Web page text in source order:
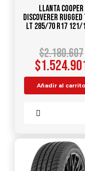
Llanta COOPER
DISCOVERER
LT 285/70 R17 121/
$2.180.607
$
Añadir al carrito